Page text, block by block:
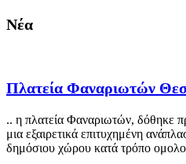
Νέα
Πλατεία Φαναριωτών
.. η πλατεία Φαναριωτών, δόθηκε
μια εξαιρετικά επιτυχημένη
δημόσιου χώρου κατά τρόπο